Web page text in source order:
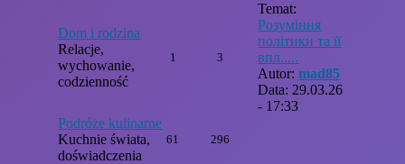
Dom i rodzina
Relacje,
wychowanie,
codzienność
1 3
Temat:
Розуміння
політики та її
впл.....
Autor:mad85
Data: 29.03.26
- 17:33
Podróże kulinarne
Kuchnie świata,
doświadczenia
61 296